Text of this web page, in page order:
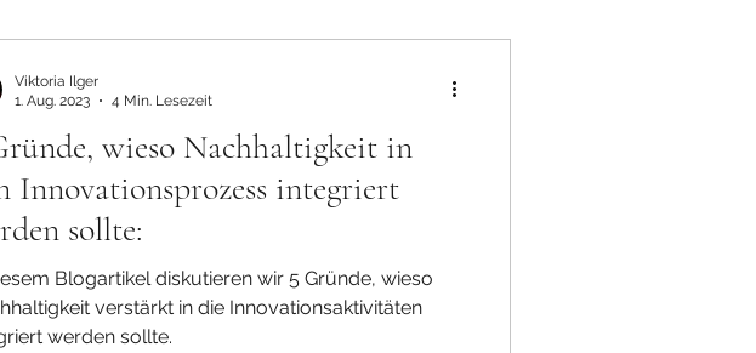
wieso Nachhaltigkeit in
Innovationsprozess integriert
sollte:
Blogartikel diskutieren wir 5 Gründe, wieso
verstärkt in die Innovationsaktivitäten
werden sollte.
Viktoria Ilger
1. Aug. 2023
4 Min. Lesezeit